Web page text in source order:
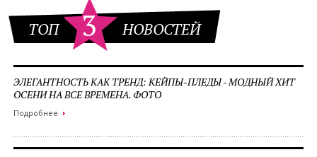
ТОП 3 НОВОСТЕЙ
ЭЛЕГАНТНОСТЬ КАК ТРЕНД: КЕЙПЫ-ПЛЕДЫ - МОДНЫЙ ХИТ
ОСЕНИ НА ВСЕ ВРЕМЕНА. ФОТО
Подробнее